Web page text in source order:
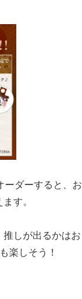
ーダーすると、お
す。
推しが出るかはお
楽しそう！